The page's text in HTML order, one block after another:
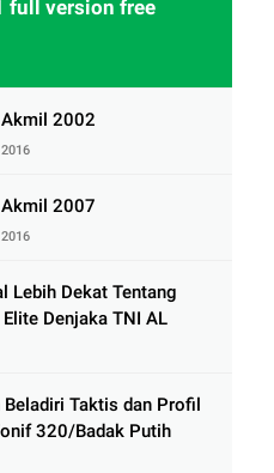
full version free
2002
2007
Lebih Dekat Tentang
Denjaka TNI AL
Beladiri Taktis dan Profil
320/Badak Putih